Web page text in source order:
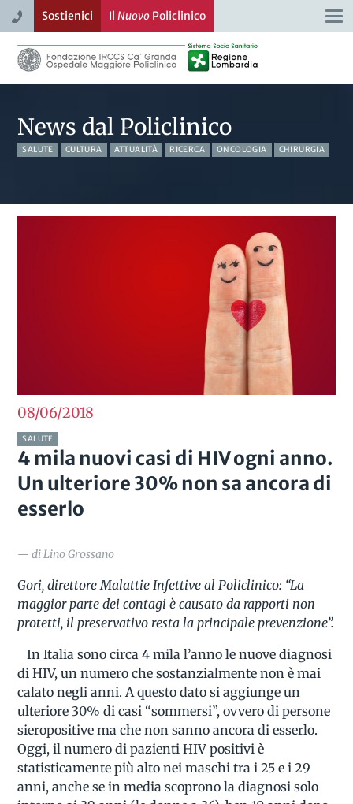
Sostienici Il NuovoPoliclinico
News dal Policlinico
SALUTE CULTURA ATTUALITÀ RICERCA ONCOLOGIA CHIRURGIA
08/062018
SALUTE
4 mila nuovi casi di HIV ogni anno.
Un ulteriore 30% non sa ancora di
esserlo
— di Lino Grossano
Gori, direttore Malattie Infettive al Policlinico: “La
maggior parte dei contagi è causato da rapporti non
protetti, il preservativo resta la principale prevenzione”.
In Italia sono circa 4 mila l’anno le nuove diagnosi
di HIV, un numero che sostanzialmente non è mai
calato negli anni. A questo dato si aggiunge un
ulteriore 30% di casi “sommersi”, ovvero di persone
sieropositive ma che non sanno ancora di esserlo.
Oggi, il numero di pazienti HIV positivi è
statisticamente più alto nei maschi tra i 25 e i 29
anni, anche se in media scoprono la diagnosi solo